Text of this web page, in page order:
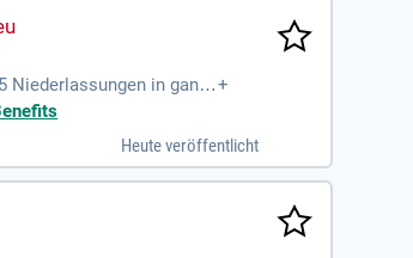
Niederlassungen in ganz +
Heute veröffentlicht